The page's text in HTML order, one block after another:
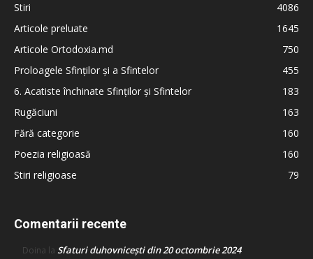
Stiri
4086
Articole preluate
1645
Articole Ortodoxia.md
750
Proloagele Sfinților și a Sfintelor
455
6. Acatiste închinate Sfinților și Sfintelor
183
Rugăciuni
163
Fără categorie
160
Poezia religioasă
160
Stiri religioase
79
Comentarii recente
Doina la Sfaturi duhovnicești din 20 octombrie 2024